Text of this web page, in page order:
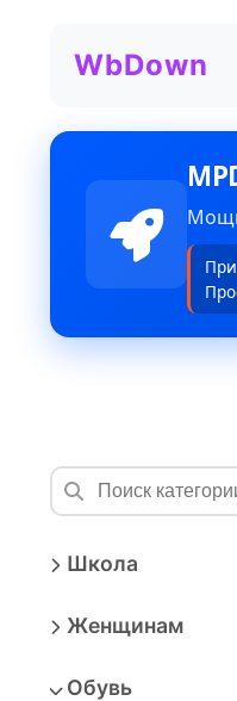
WbDown
При
Школа
Женщинам
Обувь